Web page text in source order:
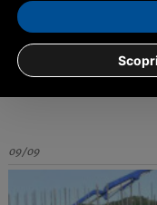
Entro il primo
di Genova
Previsto per mercoledì
09/09